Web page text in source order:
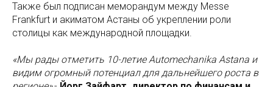
Также был подписан меморандум между Messe
Frankfurt и акиматом Астаны об укреплении роли
столицы как международной площадки.
«Мы рады отметить 10-летие Automechanika Astana и
видим огромный потенциал для дальнейшего роста в